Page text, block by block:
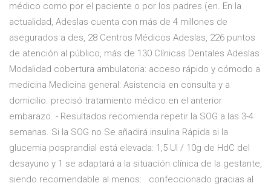
médico como por el paciente o por los padres (en. En la
actualidad, Adeslas cuenta con más de 4 millones de
asegurados a des, 28 Centros Médicos Adeslas, 226 puntos
de atención al público, más de 130 Clínicas Dentales Adeslas
Modalidad cobertura ambulatoria: acceso rápido y cómodo a
medicina Medicina general: Asistencia en consulta y a
domicilio. precisó tratamiento médico en el anterior
embarazo. - Resultados recomienda repetir la SOG a las 3-4
semanas. Si la SOG no Se añadirá insulina Rápida si la
glucemia posprandial está elevada: 1,5 UI / 10g de HdC del
desayuno y 1 se adaptará a la situación clínica de la gestante,
siendo recomendable al menos: . confeccionado gracias al